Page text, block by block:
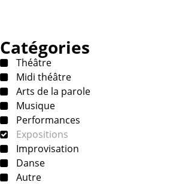
Catégories
Théâtre
Midi théâtre
Arts de la parole
Musique
Performances
Expositions
Improvisation
Danse
Autre